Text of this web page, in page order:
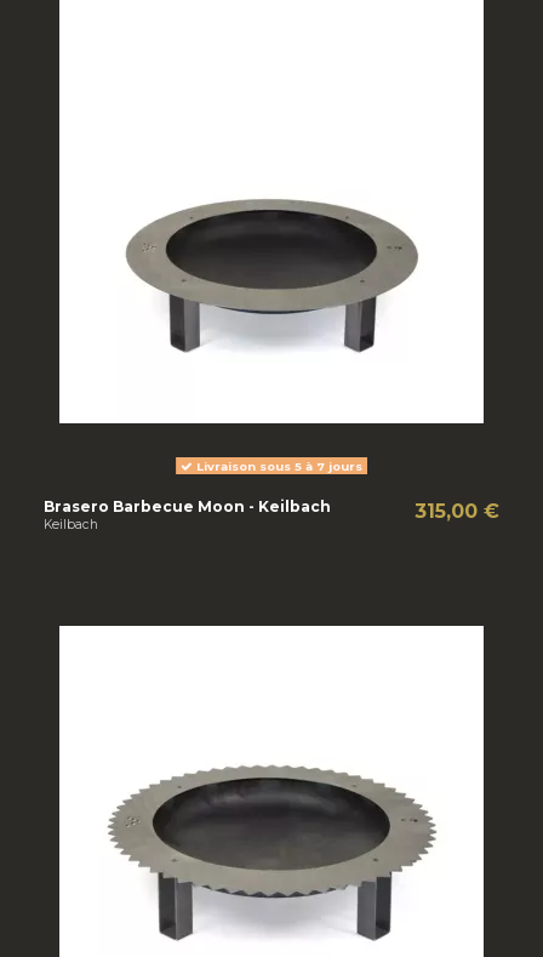
Livraison sous 5 à 7 jours
Brasero Barbecue Moon - Keilbach
Keilbach
315,00 €